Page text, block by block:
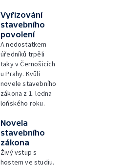
Vyřizování
stavebního
povolení
A nedostatkem
úředníků trpěli
taky v Černošicích
u Prahy. Kvůli
novele stavebního
zákona z 1. ledna
loňského roku.
Novela
stavebního
zákona
Živý vstup s
hostem ve studiu.